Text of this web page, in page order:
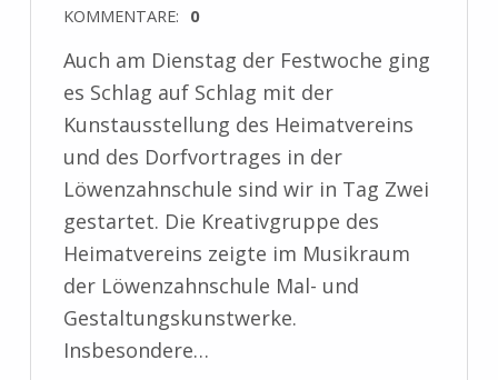
KOMMENTARE: 0
Auch am Dienstag der Festwoche ging
es Schlag auf Schlag mit der
Kunstausstellung des Heimatvereins
und des Dorfvortrages in der
Löwenzahnschule sind wir in Tag Zwei
gestartet. Die Kreativgruppe des
Heimatvereins zeigte im Musikraum
der Löwenzahnschule Mal- und
Gestaltungskunstwerke.
Insbesondere…